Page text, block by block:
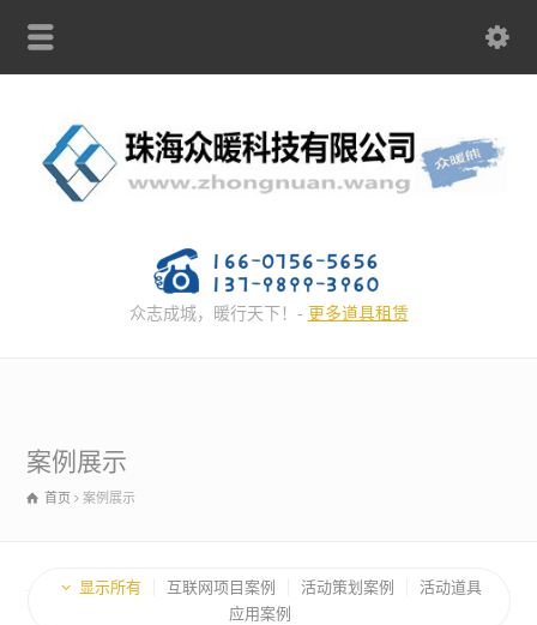
众志成城，暖行天下！- 更多道具租赁
案例展示
首页 案例展示
显示所有 互联网项目案例 活动策划案例
活动道具
应用案例